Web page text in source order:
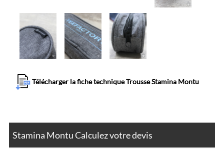
Télécharger la fiche technique Trousse Stamina Montu
Stamina Montu Calculez votre devis